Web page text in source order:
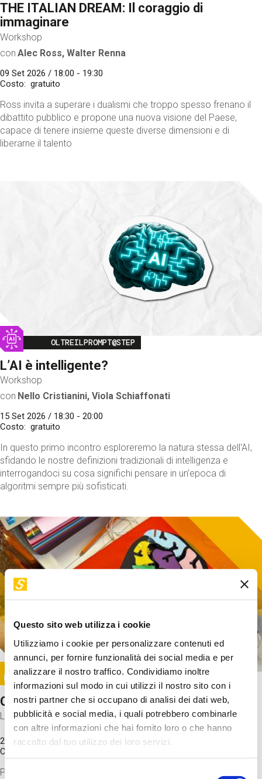
Questo sito web utilizza i cookie
Utilizziamo i cookie per personalizzare contenuti ed
annunci, per fornire funzionalità dei social media e per
analizzare il nostro traffico. Condividiamo inoltre
informazioni sul modo in cui utilizzi il nostro sito con i
nostri partner che si occupano di analisi dei dati web,
pubblicità e social media, i quali potrebbero combinarle
con altre informazioni che hai fornito loro o che hanno
raccolto dal tuo utilizzo dei loro servizi.
Selezione
THE ITALIAN DREAM: Il coraggio di
immaginare
Workshop
con Alec Ross, Walter Renna
09 Set 2026 / 18:00 - 19:30
Costo
gratuito
Ross invita a superare i dualismi che troppo spesso frenano il
dibattito pubblico e propone una nuova visione del Paese,
capace di tenere insieme queste diverse dimensioni e di
liberarne il talento
Image
OLTREILPROMPT@STEP
L’AI è intelligente?
Workshop
con Nello Cristianini, Viola Schiaffonati
15 Set 2026 / 18:30 - 20:00
Costo
gratuito
In questo primo incontro esploreremo la natura stessa dell'AI,
sfidando le nostre definizioni tradizionali di intelligenza e
interrogandoci su cosa significhi pensare in un'epoca di
algoritmi sempre più sofisticati.
Image
SUNDAY@STEP
Come funziona il cervello?
Laboratorio
20 Set 2026 / 11:15 - 13:00
Costo
Proveremo a costruire un cervello in cartoncino cercando di